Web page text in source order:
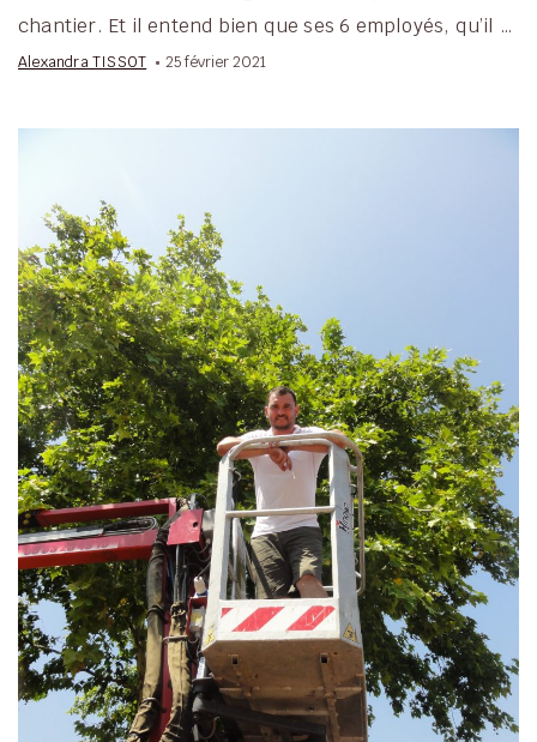
chantier. Et il entend bien que ses 6 employés, qu’il …
Alexandra TISSOT 25 février 2021